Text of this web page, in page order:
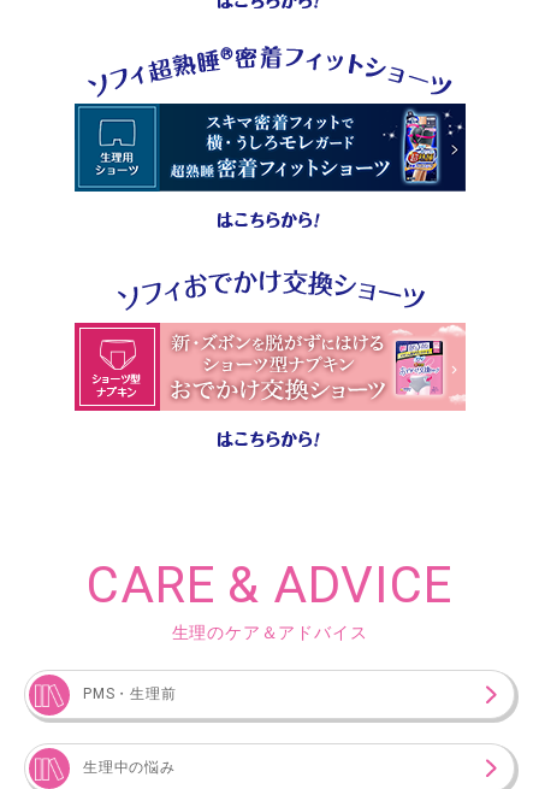
CARE & ADVICE
生理のケア＆アドバイス
PMS・生理前
生理中の悩み